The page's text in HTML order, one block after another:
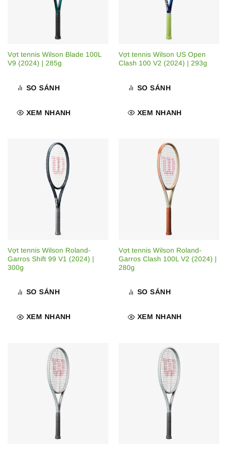
Vợt tennis Wilson Blade 100L
V9 (2024) | 285g
SO SÁNH
XEM NHANH
Vợt tennis Wilson US Open
Clash 100 V2 (2024) | 293g
SO SÁNH
XEM NHANH
Vợt tennis Wilson Roland-
Garros Shift 99 V1 (2024) |
300g
SO SÁNH
XEM NHANH
Vợt tennis Wilson Roland-
Garros Clash 100L V2 (2024) |
280g
SO SÁNH
XEM NHANH